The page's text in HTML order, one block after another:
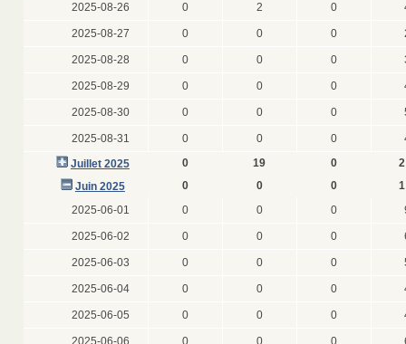
2025-08-26 0 2 0
2025-08-27 0 0 0
2025-08-28 0 0 0
2025-08-29 0 0 0
2025-08-30 0 0 0
2025-08-31 0 0 0
Juillet 2025
0 19 0
Juin 2025
0 0 0
2025-06-01
0 0 0
2025-06-02 0 0 0
2025-06-03 0 0 0
2025-06-04 0 0 0
2025-06-05 0 0 0
2025-06-06 0 0 0